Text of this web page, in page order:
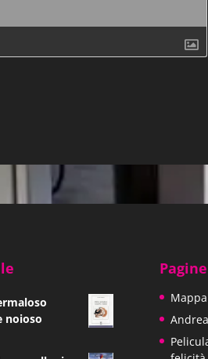
noioso